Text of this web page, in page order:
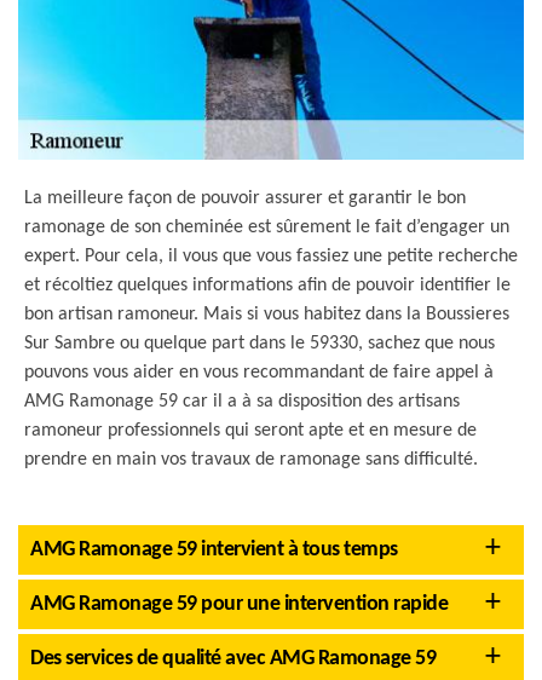
La meilleure façon de pouvoir assurer et garantir le bon
ramonage de son cheminée est sûrement le fait d’engager un
expert. Pour cela, il vous que vous fassiez une petite recherche
et récoltiez quelques informations afin de pouvoir identifier le
bon artisan ramoneur. Mais si vous habitez dans la Boussieres
Sur Sambre ou quelque part dans le 59330, sachez que nous
pouvons vous aider en vous recommandant de faire appel à
AMG Ramonage 59 car il a à sa disposition des artisans
ramoneur professionnels qui seront apte et en mesure de
prendre en main vos travaux de ramonage sans difficulté.
AMG Ramonage 59 intervient à tous temps
AMG Ramonage 59 pour une intervention rapide
Des services de qualité avec AMG Ramonage 59